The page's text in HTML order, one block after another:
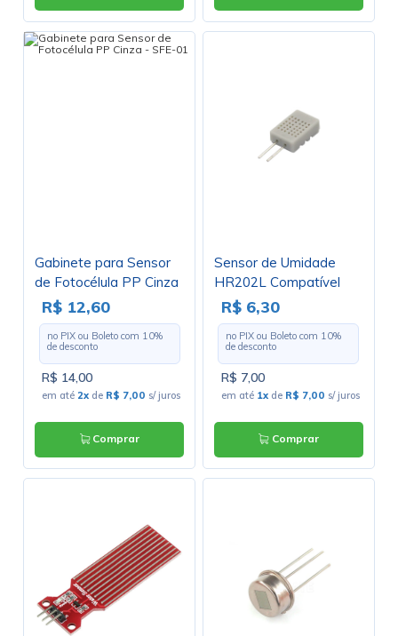
Gabinete para Sensor
de Fotocélula PP Cinza
- SFE-01
R$ 12,60
no PIX ou Boleto com 10%
de desconto
R$ 14,00
em até 2x de R$ 7,00 s/ juros
Comprar
Sensor de Umidade
HR202L Compatível
com Arduino - 53-224 -
GC-201
R$ 6,30
no PIX ou Boleto com 10%
de desconto
R$ 7,00
em até 1x de R$ 7,00 s/ juros
Comprar